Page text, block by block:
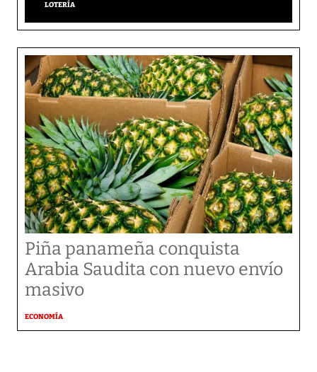
LOTERÍA
Piña panameña conquista
Arabia Saudita con nuevo envío
masivo
ECONOMÍA